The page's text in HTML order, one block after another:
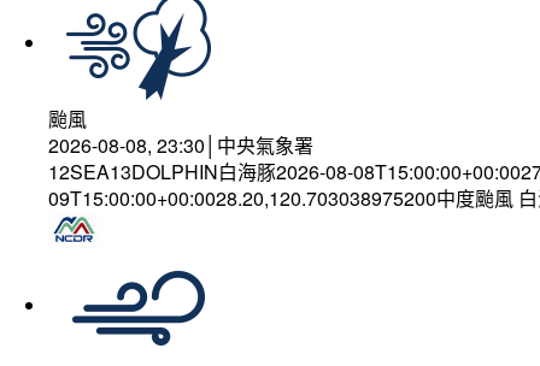
颱風
2026-08-08, 23:30│中央氣象署
12SEA13DOLPHIN白海豚2026-08-
09T15:00:00+00:0028.20,120.703038975200中度颱風